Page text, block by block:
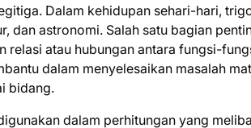
Dalam kehidupan sehari-hari,
dan astronomi. Salah satu bagian
relasi atau hubungan antara fungsi-
dalam menyelesaikan masalah
bidang.
dalam perhitungan yang